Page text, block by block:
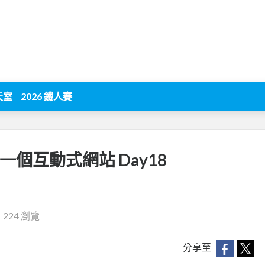
室 2026 鐵人賽
個互動式網站 Day18
224 瀏覽
分享至